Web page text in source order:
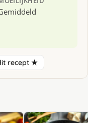
recept ★